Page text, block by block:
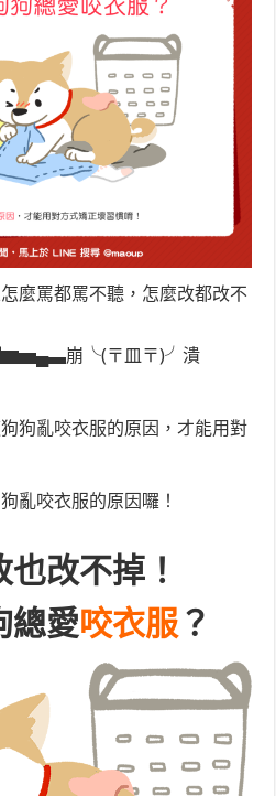
麼罵都罵不聽，怎麼改都改不
◢▆▅▄▃崩╰(〒皿〒)╯潰
狗亂咬衣服的原因，才能用對
亂咬衣服的原因囉！
改不掉！
總愛咬衣服？